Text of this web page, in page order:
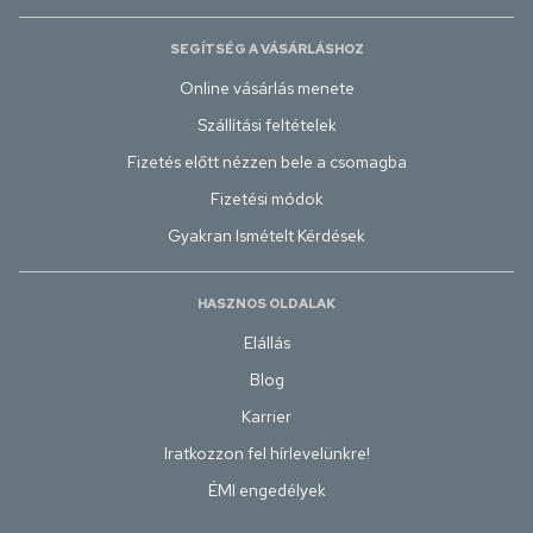
SEGÍTSÉG A VÁSÁRLÁSHOZ
Online vásárlás menete
Szállítási feltételek
Fizetés előtt nézzen bele a csomagba
Fizetési módok
Gyakran Ismételt Kérdések
HASZNOS OLDALAK
Elállás
Blog
Karrier
Iratkozzon fel hírlevelünkre!
ÉMI engedélyek